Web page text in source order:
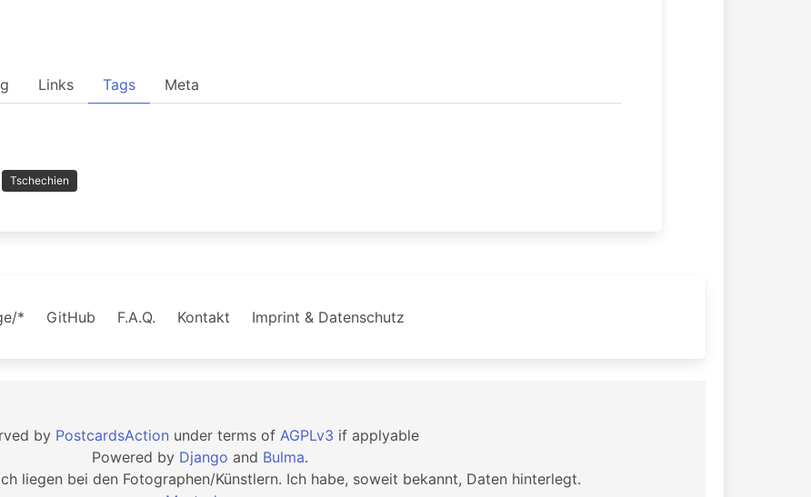
Links Tags Meta
Tschechien
* GitHub F.A.Q. Kontakt Imprint & Datenschutz
by PostcardsAction under terms of AGPLv3 if applyable
Powered by Django and Bulma.
liegen bei den Fotographen/Künstlern. Ich habe, soweit bekannt, Daten hinterlegt.